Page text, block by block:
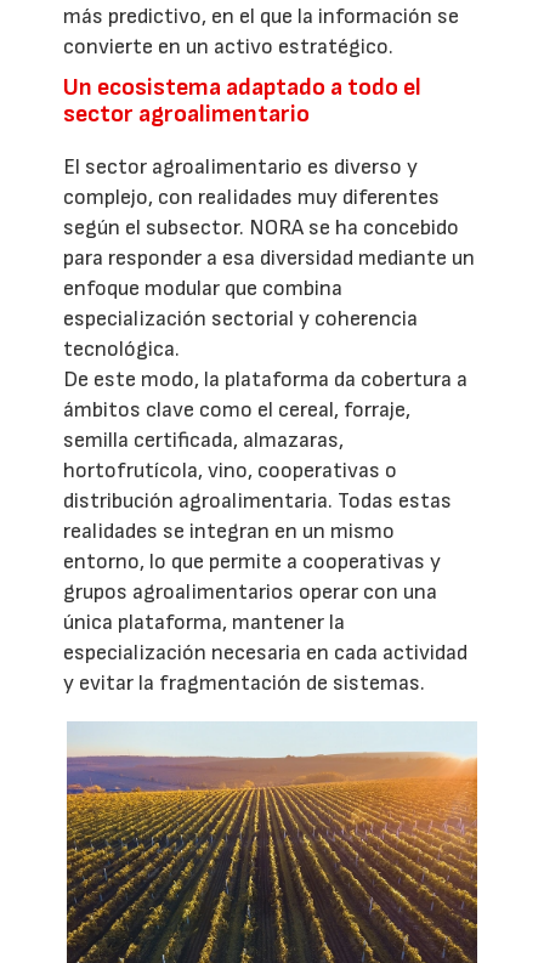
más predictivo, en el que la información se
convierte en un activo estratégico.
Un ecosistema adaptado a todo el
sector agroalimentario
El sector agroalimentario es diverso y
complejo, con realidades muy diferentes
según el subsector. NORA se ha concebido
para responder a esa diversidad mediante un
enfoque modular que combina
especialización sectorial y coherencia
tecnológica.
De este modo, la plataforma da cobertura a
ámbitos clave como el cereal, forraje,
semilla certificada, almazaras,
hortofrutícola, vino, cooperativas o
distribución agroalimentaria. Todas estas
realidades se integran en un mismo
entorno, lo que permite a cooperativas y
grupos agroalimentarios operar con una
única plataforma, mantener la
especialización necesaria en cada actividad
y evitar la fragmentación de sistemas.